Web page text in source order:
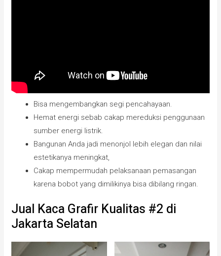
Bisa mengembangkan segi pencahayaan.
Hemat energi sebab cakap mereduksi penggunaan
sumber energi listrik.
Bangunan Anda jadi menonjol lebih elegan dan nilai
estetikanya meningkat,
Cakap mempermudah pelaksanaan pemasangan
karena bobot yang dimilikinya bisa dibilang ringan.
Jual Kaca Grafir Kualitas #2 di
Jakarta Selatan